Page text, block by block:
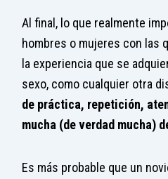
Al final, lo que realmente
hombres o mujeres con las
la experiencia que se
sexo, como cualquier otra
de práctica, repetición,
mucha (de verdad mucha)
Es más probable que un